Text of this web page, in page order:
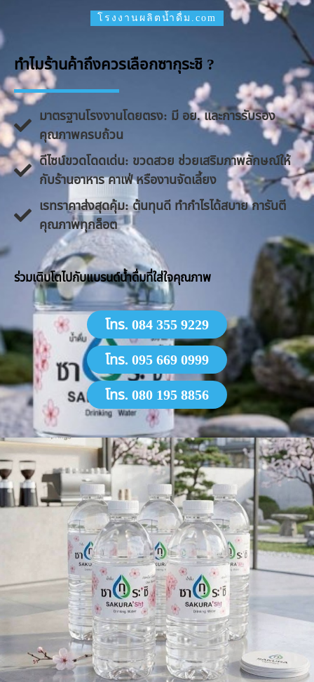
โรงงานผลิตน้ำดื่ม.com
ทำไมร้านค้าถึงควรเลือกซากุระชิ ?
มาตรฐานโรงงานโดยตรง: มี อย. และการรับรอง
คุณภาพครบถ้วน
ดีไซน์ขวดโดดเด่น: ขวดสวย ช่วยเสริมภาพลักษณ์ให้
กับร้านอาหาร คาเฟ่ หรืองานจัดเลี้ยง
​เรทราคาส่งสุดคุ้ม: ต้นทุนดี ทำกำไรได้สบาย การันตี
คุณภาพทุกล็อต
​ร่วมเติบโตไปกับแบรนด์น้ำดื่มที่ใส่ใจคุณภาพ
โทร. 084 355 9229
โทร. 095 669 0999
โทร. 080 195 8856